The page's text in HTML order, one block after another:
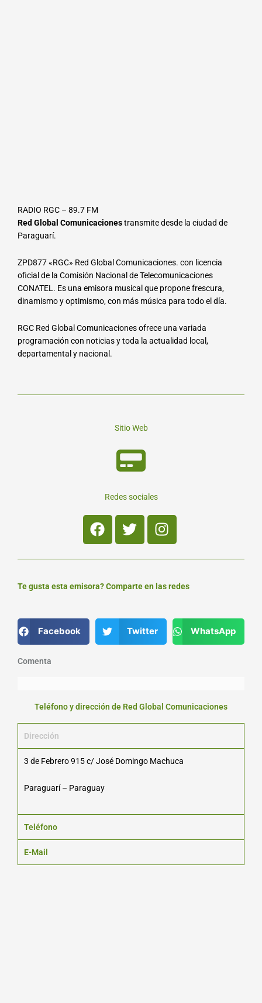
RADIO RGC – 89.7 FM
Red Global Comunicacionestransmite desde la ciudad de
Paraguarí.
ZPD877 «RGC» Red Global Comunicaciones. con licencia
oficial de la Comisión Nacional de Telecomunicaciones
CONATEL. Es una emisora musical que propone frescura,
dinamismo y optimismo, con más música para todo el día.
RGC Red Global Comunicaciones ofrece una variada
programación con noticias y toda la actualidad local,
departamental y nacional.
Sitio Web
Redes sociales
Facebook
TwitterInstagram
Te gusta esta emisora? Comparte en las redes
Facebook Twitter WhatsApp
Comenta
Teléfono y dirección de Red Global Comunicaciones
Dirección
3 de Febrero 915 c/ José Domingo Machuca
Paraguarí – Paraguay
Teléfono
E-Mail